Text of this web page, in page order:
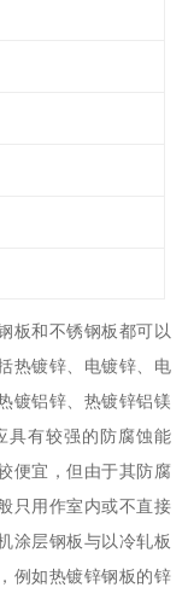
板和不锈钢板都可以
热镀锌、电镀锌、电
镀铝锌、热镀锌铝镁
具有较强的防腐蚀能
便宜，但由于其防腐
只用作室内或不直接
涂层钢板与以冷轧板
例如热镀锌钢板的锌